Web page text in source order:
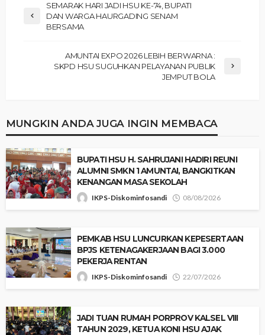
‎SEMARAK HARI JADI HSU KE-74, BUPATI
DAN WARGA HAURGADING SENAM
BERSAMA
‎​AMUNTAI EXPO 2026 LEBIH BERWARNA :
SKPD HSU SUGUHKAN PELAYANAN PUBLIK
JEMPUT BOLA
MUNGKIN ANDA JUGA INGIN MEMBACA
‎BUPATI HSU H. SAHRUJANI HADIRI REUNI
ALUMNI SMKN 1 AMUNTAI, BANGKITKAN
KENANGAN MASA SEKOLAH
IKPS-Diskominfosandi 08/08/2026
‎PEMKAB HSU LUNCURKAN KEPESERTAAN
BPJS KETENAGAKERJAAN BAGI 3.000
PEKERJA RENTAN
IKPS-Diskominfosandi 22/07/2026
JADI TUAN RUMAH PORPROV KALSEL VIII
TAHUN 2029, KETUA KONI HSU AJAK